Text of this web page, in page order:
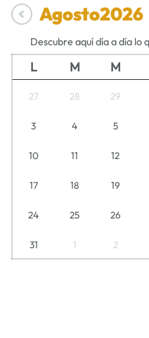
Agosto2026
Descubre aquí día a día
L M M
27 28 29
3 4 5
10 11 12
17 18 19
24 25 26
31 1 2